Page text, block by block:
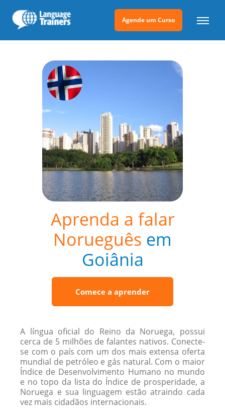
Agende um Curso
Aprenda a falar
Norueguês em
Goiânia
Comece a aprender
A língua oficial do Reino da Noruega, possui
cerca de 5 milhões de falantes nativos. Conecte-
se com o país com um dos mais extensa oferta
mundial de petróleo e gás natural. Com o maior
Índice de Desenvolvimento Humano no mundo
e no topo da lista do Índice de prosperidade, a
Noruega e sua linguagem estão atraindo cada
vez mais cidadãos internacionais.